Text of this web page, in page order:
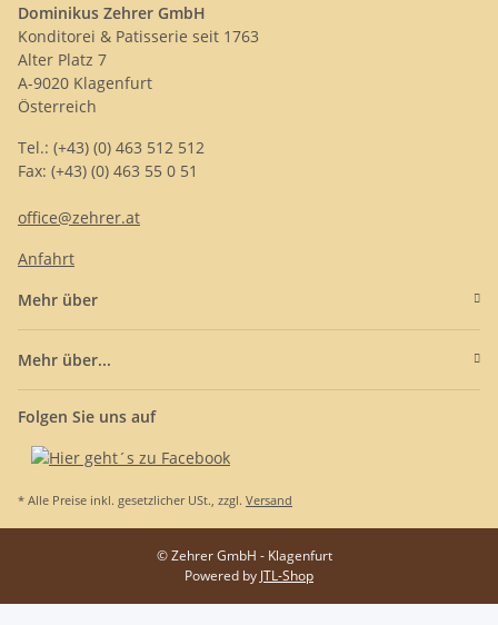
Dominikus Zehrer GmbH
Konditorei & Patisserie seit 1763
Alter Platz 7
A-9020 Klagenfurt
Österreich
Tel.: (+43) (0) 463 512 512
Fax: (+43) (0) 463 55 0 51
office@zehrer.at
Anfahrt
Mehr über
Mehr über...
Folgen Sie uns auf
* Alle Preise inkl. gesetzlicher USt., zzgl. Versand
© Zehrer GmbH - Klagenfurt
Powered by JTL-Shop